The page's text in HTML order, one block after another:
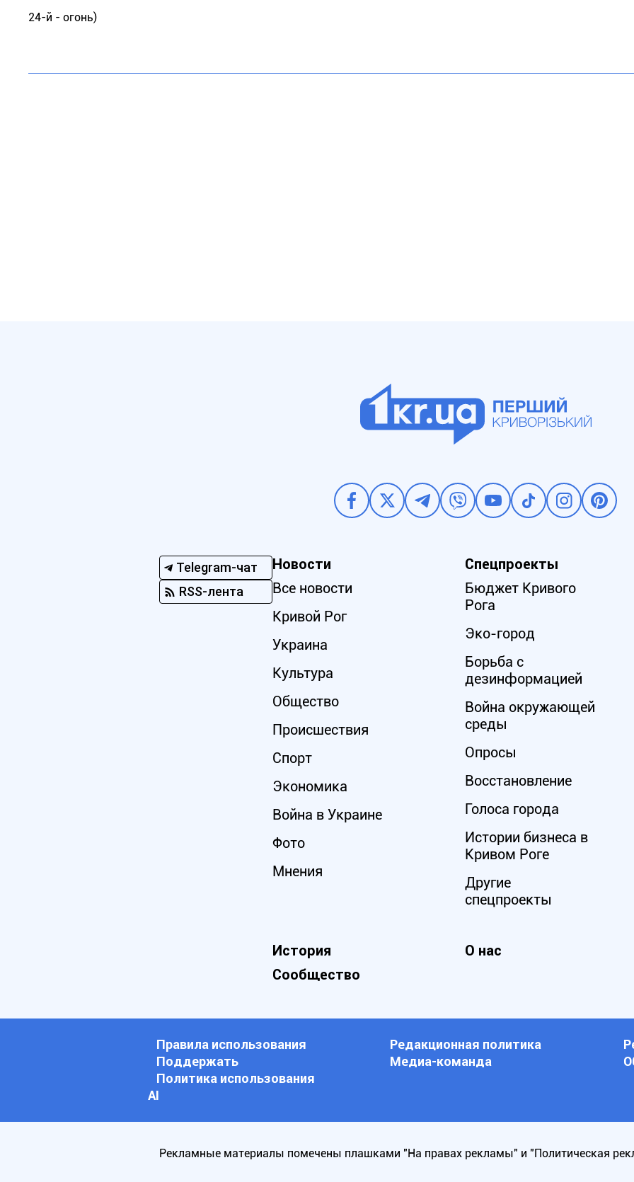
24-й - огонь)
Telegram-чат
RSS-лента
Новости
Все новости
Кривой Рог
Украина
Культура
Общество
Происшествия
Спорт
Экономика
Война в Украине
Фото
Мнения
Спецпроекты
Бюджет Кривого
Рога
Эко-город
Борьба с
дезинформацией
Война окружающей
среды
Опросы
Восстановление
Голоса города
Истории бизнеса в
Кривом Роге
Другие
спецпроекты
История
О нас
Сообщество
Правила использования Редакционная политика
Поддержать
Медиа-команда
Политика использования
АI
Рекламные материалы помечены плашками "На правах рекламы" и "Политическая